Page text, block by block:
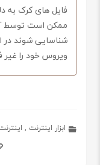
فایل های کرک به
ممکن است توسط
شناسایی شوند
ویروس خود را غیر
ابزار اینترنت ,